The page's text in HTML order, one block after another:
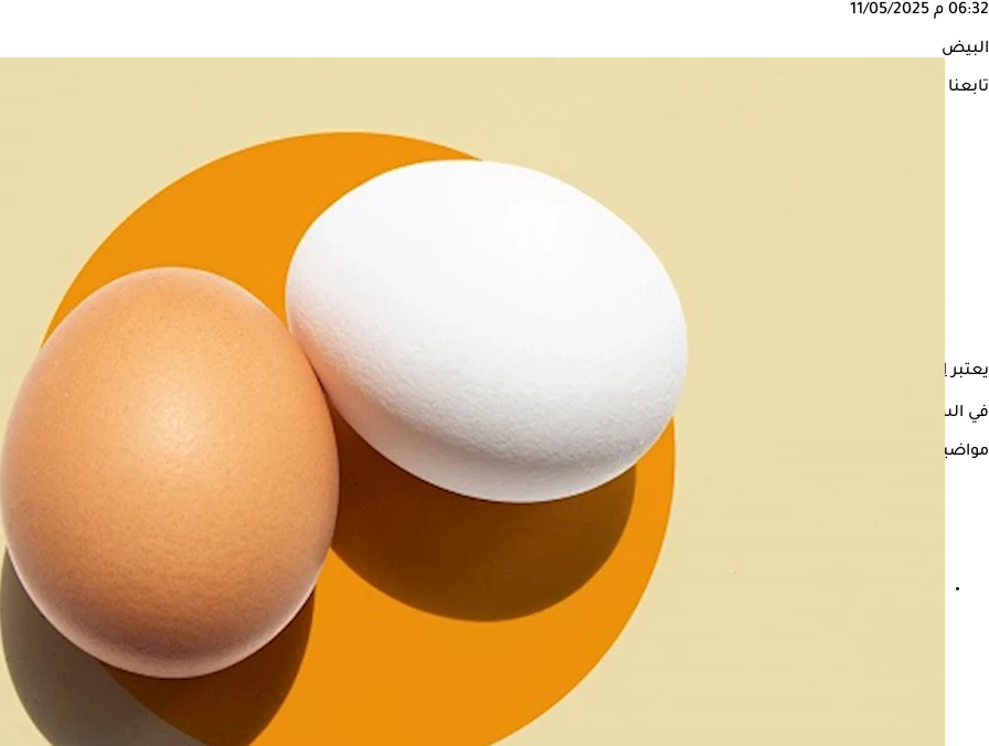
06:32 م 11/05/2025
البيض
تابعنا على
يعتبرالبيض من أكثر الأطعمة التي يستهلكها الكثيرون، وذلك نظرًا لمذاقه اللذيذ وغناه بالعديد من العناصر الغذائية الهامة، لكن هل
في السياق التالي، يوضح " الكونسلتو"، تأثير تناول البيض على مرضى الكوليسترول، وذلك حسبما جاء في موقع، " healthline".
مواضيع ذات صلة